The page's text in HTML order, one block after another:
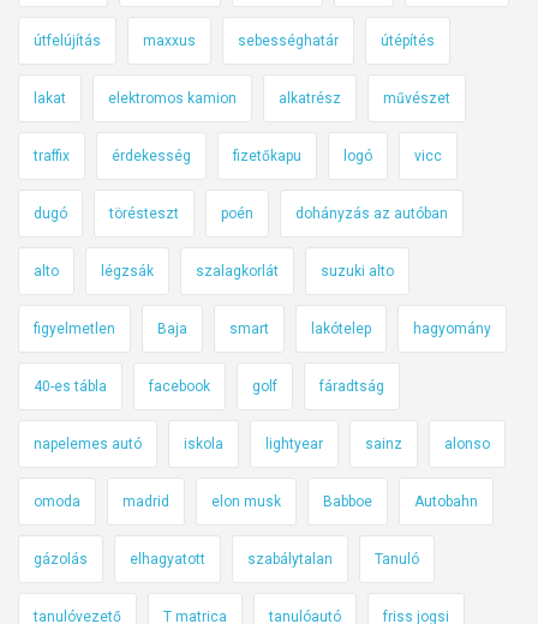
útfelújítás maxxus sebességhatár útépítés
lakat elektromos kamion alkatrész művészet
traffix érdekesség fizetőkapu logó vicc
dugó törésteszt poén dohányzás az autóban
alto légzsák szalagkorlát suzuki alto
figyelmetlen Baja smart lakótelep hagyomány
40-es tábla facebook golf fáradtság
napelemes autó iskola lightyear sainz alonso
omoda madrid elon musk Babboe Autobahn
gázolás elhagyatott szabálytalan Tanuló
tanulóvezető T matrica tanulóautó friss jogsi